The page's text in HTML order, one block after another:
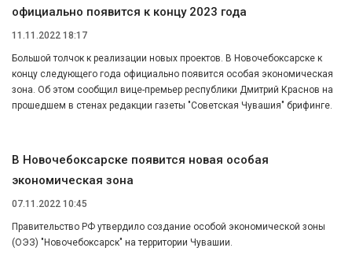
официально появится к концу 2023 года
11.11.2022 18:17
Большой толчок к реализации новых проектов. В Новочебоксарске к
концу следующего года официально появится особая экономическая
зона. Об этом сообщил вице-премьер республики Дмитрий Краснов на
прошедшем в стенах редакции газеты "Советская Чувашия" брифинге.
В Новочебоксарске появится новая особая
экономическая зона
07.11.2022 10:45
Правительство РФ утвердило создание особой экономической зоны
(ОЭЗ) "Новочебоксарск" на территории Чувашии.